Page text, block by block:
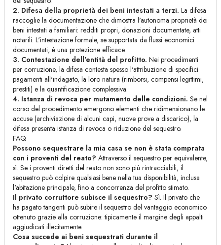
2. Difesa della proprietà dei beni intestati a terzi. La difesa
raccoglie la documentazione che dimostra l'autonoma proprietà dei
beni intestati a familiari: redditi propri, donazioni documentate, atti
notarili. L'intestazione formale, se supportata da flussi economici
documentati, è una protezione efficace.
3. Contestazione dell'entità del profitto. Nei procedimenti
per corruzione, la difesa contesta spesso l'attribuzione di specifici
pagamenti all'indagato, la loro natura (rimborsi, compensi legittimi,
prestiti) e la quantificazione complessiva.
4. Istanza di revoca per mutamento delle condizioni. Se nel
corso del procedimento emergono elementi che ridimensionano le
accuse (archiviazione di alcuni capi, nuove prove a discarico), la
difesa presenta istanza di revoca o riduzione del sequestro.
FAQ
Possono sequestrare la mia casa se non è stata comprata
con i proventi del reato? Attraverso il sequestro per equivalente,
sì. Se i proventi diretti del reato non sono più rintracciabili, il
sequestro può colpire qualsiasi bene nella tua disponibilità, inclusa
l'abitazione principale, fino a concorrenza del profitto stimato.
Il privato corruttore subisce il sequestro? Sì. Il privato che
ha pagato tangenti può subire il sequestro del vantaggio economico
ottenuto grazie alla corruzione: tipicamente il margine degli appalti
aggiudicati illecitamente.
Cosa succede ai beni sequestrati durante il